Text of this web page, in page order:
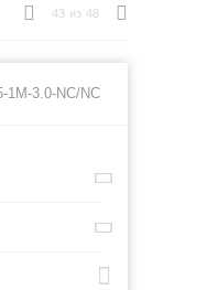
43 из 48
1M-3.0-NC/NC